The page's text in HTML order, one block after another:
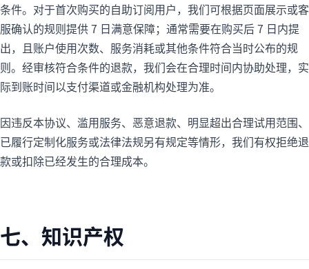
条件。对于首次购买的自助订阅用户，我们可根据页面展示或客
服确认的规则提供 7 日满意保障；通常需要在购买后 7 日内提
出，且账户使用次数、服务消耗或其他条件符合当时公布的规
则。经审核符合条件的退款，我们会在合理时间内协助处理，实
际到账时间以支付渠道或金融机构处理为准。
因违反本协议、滥用服务、恶意退款、明显超出合理试用范围、
已履行定制化服务或法律法规另有规定等情形，我们有权拒绝退
款或扣除已经发生的合理成本。
七、知识产权